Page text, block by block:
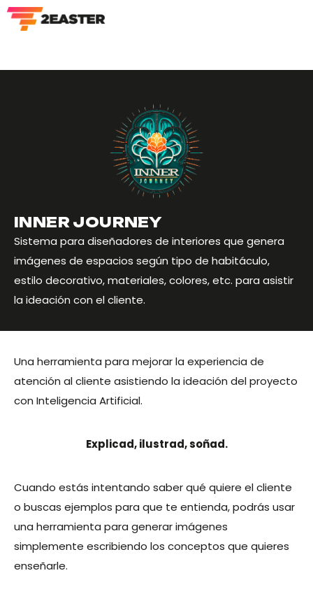
INNER JOURNEY
Sistema para diseñadores de interiores que genera
imágenes de espacios según tipo de habitáculo,
estilo decorativo, materiales, colores, etc. para asistir
la ideación con el cliente.
Una herramienta para mejorar la experiencia de
atención al cliente asistiendo la ideación del proyecto
con Inteligencia Artificial.
Explicad,ilustrad,soñad.
Cuando estás intentando saber qué quiere el cliente
o buscas ejemplos para que te entienda, podrás usar
una herramienta para generar imágenes
simplemente escribiendo los conceptos que quieres
enseñarle.